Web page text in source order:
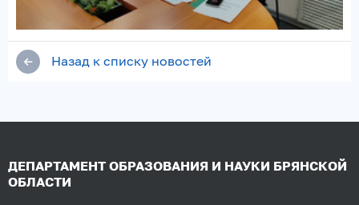
Назад к списку новостей
ДЕПАРТАМЕНТ ОБРАЗОВАНИЯ И НАУКИ БРЯНСКОЙ
ОБЛАСТИ